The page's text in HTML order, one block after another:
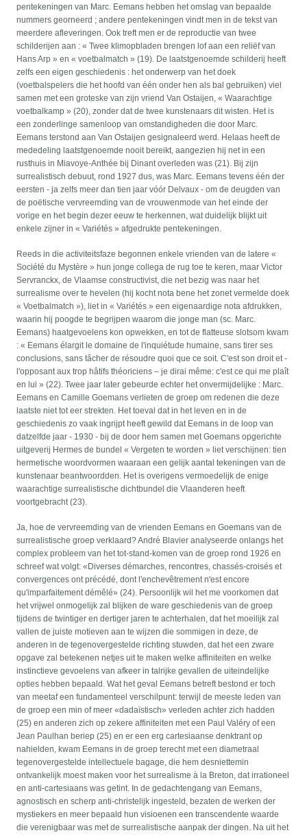
pentekeningen van Marc. Eemans hebben het omslag van bepaalde
nummers georneerd ; andere pentekeningen vindt men in de tekst van
meerdere afleveringen. Ook treft men er de reproductie van twee
schilderijen aan : « Twee klimopbladen brengen lof aan een reliëf van
Hans Arp » en « voetbalmatch » (19). De laatstgenoemde schilderij heeft
zelfs een eigen geschiedenis : het onderwerp van het doek
(voetbalspelers die het hoofd van één onder hen als bal gebruiken) viel
samen met een groteske van zijn vriend Van Ostaijen, « Waarachtige
voetbalkamp » (20), zonder dat de twee kunstenaars dit wisten. Het is
een zonderlinge samenloop van omstandigheden die door Marc.
Eemans terstond aan Van Ostaijen gesignaleerd werd. Helaas heeft de
mededeling laatstgenoemde nooit bereikt, aangezien hij net in een
rusthuis in Miavoye-Anthée bij Dinant overleden was (21). Bij zijn
surrealistisch debuut, rond 1927 dus, was Marc. Eemans tevens één der
eersten - ja zelfs meer dan tien jaar vóór Delvaux - om de deugden van
de poëtische vervreemding van de vrouwenmode van het einde der
vorige en het begin dezer eeuw te herkennen, wat duidelijk blijkt uit
enkele zijner in « Variétés » afgedrukte pentekeningen.
Reeds in die activiteitsfaze begonnen enkele vrienden van de latere «
Société du Mystère » hun jonge collega de rug toe te keren, maar Victor
Servranckx, de Vlaamse constructivist, die net bezig was naar het
surrealisme over te hevelen (hij kocht nota bene het zonet vermelde doek
« Voetbalmatch »), liet in « Variétés » een eigenaardige nota afdrukken,
waarin hij poogde te begrijpen waarom die jonge man (sc. Marc.
Eemans) haatgevoelens kon opwekken, en tot de flatteuse slotsom kwam
: « Eemans élargit le domaine de l'inquiétude humaine, sans tirer ses
conclusions, sans tâcher de résoudre quoi que ce soit. C'est son droit et -
l'opposant aux trop hâtifs théoriciens – je dirai même: c'est ce qui me plaît
en lui » (22). Twee jaar later gebeurde echter het onvermijdelijke : Marc.
Eemans en Camille Goemans verlieten de groep om redenen die deze
laatste niet tot eer strekten. Het toeval dat in het leven en in de
geschiedenis zo vaak ingrijpt heeft gewild dat Eemans in de loop van
datzelfde jaar - 1930 - bij de door hem samen met Goemans opgerichte
uitgeverij Hermes de bundel « Vergeten te worden » liet verschijnen: tien
hermetische woordvormen waaraan een gelijk aantal tekeningen van de
kunstenaar beantwoordden. Het is overigens vermoedelijk de enige
waarachtige surrealistische dichtbundel die Vlaanderen heeft
voortgebracht (23).
Ja, hoe de vervreemding van de vrienden Eemans en Goemans van de
surrealistische groep verklaard? André Blavier analyseerde onlangs het
complex probleem van het tot-stand-komen van de groep rond 1926 en
schreef wat volgt: «Diverses démarches, rencontres, chassés-croisés et
convergences ont précédé, dont l'enchevêtrement n'est encore
qu'imparfaitement démêlé» (24). Persoonlijk wil het me voorkomen dat
het vrijwel onmogelijk zal blijken de ware geschiedenis van de groep
tijdens de twintiger en dertiger jaren te achterhalen, dat het moeilijk zal
vallen de juiste motieven aan te wijzen die sommigen in deze, de
anderen in de tegenovergestelde richting stuwden, dat het een zware
opgave zal betekenen netjes uit te maken welke affiniteiten en welke
instinctieve gevoelens van afkeer in talrijke gevallen de uiteindelijke
opties hebben bepaald. Wat het geval Eemans betreft bestond er toch
van meetaf een fundamenteel verschilpunt: terwijl de meeste leden van
de groep een min of meer «dadaïstisch» verleden achter zich hadden
(25) en anderen zich op zekere affiniteiten met een Paul Valéry of een
Jean Paulhan beriep (25) en er een erg cartesiaanse denktrant op
nahielden, kwam Eemans in de groep terecht met een diametraal
tegenovergestelde intellectuele bagage, die hem desniettemin
ontvankelijk moest maken voor het surrealisme à la Breton, dat irrationeel
en anti-cartesiaans was getint. In de gedachtengang van Eemans,
agnostisch en scherp anti-christelijk ingesteld, bezaten de werken der
mystiekers en meer bepaald hun visioenen een transcendente waarde
die verenigbaar was met de surrealistische aanpak der dingen. Na uit het